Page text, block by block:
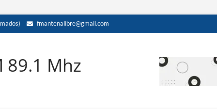
fmantenalibre@gmail.com
89.1 Mhz